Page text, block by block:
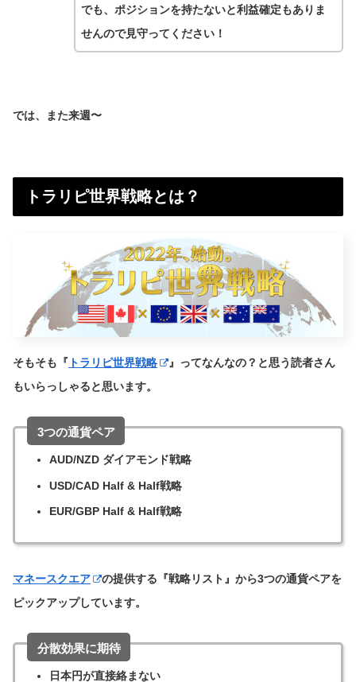
でも、ポジションを持たないと利益確定もありま
せんので見守ってください！
では、また来週〜
トラリピ世界戦略とは？
そもそも『 トラリピ世界戦略
』ってなんなの？と思う読者さん
もいらっしゃると思います。
3つの通貨ペア
AUD/NZD ダイアモンド戦略
USD/CAD Half & Half戦略
EUR/GBP Half & Half戦略
マネースクエア
の提供する『戦略リスト』から3つの通貨ペアを
ピックアップしています。
分散効果に期待
日本円が直接絡まない